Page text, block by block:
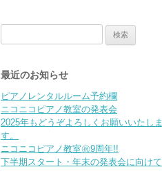
最近のお知らせ
ピアノレンタルルーム予約欄
ニコニコピアノ教室の発表会
2025年もどうぞよろしくお願いいたしま
す。
ニコニコピアノ教室㊗9周年!!
下半期スタート・年末の発表会に向けて